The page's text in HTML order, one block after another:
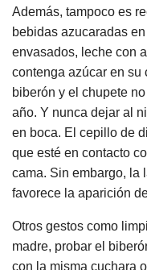
Además, tampoco es
bebidas azucaradas
envasados, leche con
contenga azúcar en su
biberón y el chupete
año. Y nunca dejar al
en boca. El cepillo de
que esté en contacto
cama. Sin embargo, la
favorece la aparición
Otros gestos como
madre, probar el
con la misma cuchara